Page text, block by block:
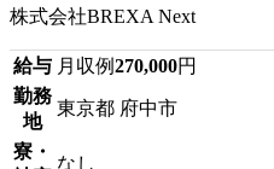
株式会社BREXA Next
給与 月収例270,000円
勤務
地
東京都 府中市
寮・
なし